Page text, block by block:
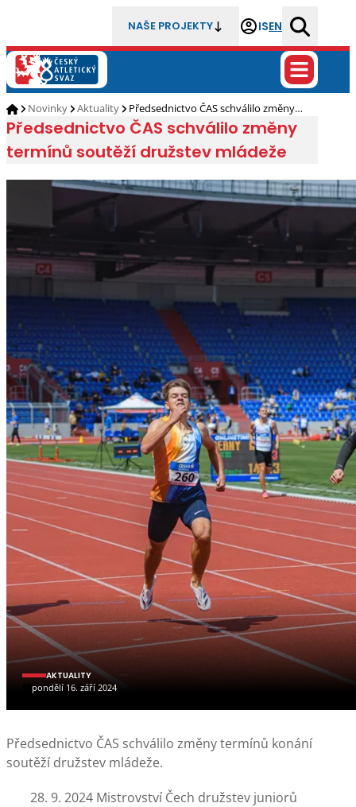
NAŠE PROJEKTY ISEN
Novinky Aktuality Předsednictvo ČAS schválilo změny…
Předsednictvo ČAS schválilo změny
termínů soutěží družstev mládeže
AKTUALITY
pondělí 16. září 2024
Předsednictvo ČAS schválilo změny termínů konání
soutěží družstev mládeže.
28. 9. 2024 Mistrovství Čech družstev juniorů